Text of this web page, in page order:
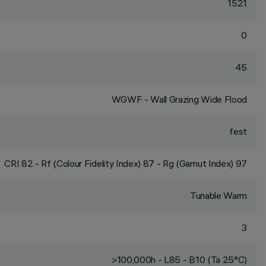
1521
0
45
WGWF - Wall Grazing Wide Flood
fest
CRI 82 - Rf (Colour Fidelity Index) 87 - Rg (Gamut Index) 97
Tunable Warm
3
>100,000h - L85 - B10 (Ta 25°C)